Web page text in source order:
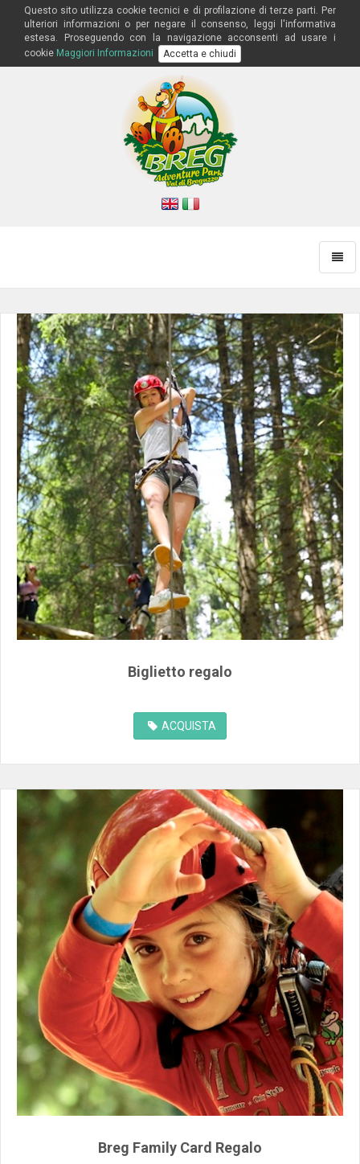
Questo sito utilizza cookie tecnici e di profilazione di terze parti. Per
ulteriori informazioni o per negare il consenso, leggi l'informativa
estesa. Proseguendo con la navigazione acconsenti ad usare i
cookie Maggiori Informazioni Accetta e chiudi
Biglietto regalo
ACQUISTA
Breg Family Card Regalo